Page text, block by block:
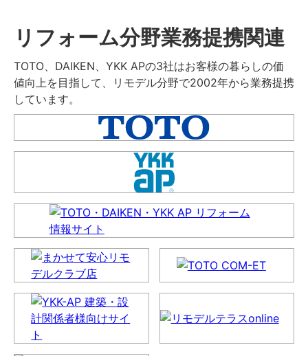
リフォーム分野業務提携関連
TOTO、DAIKEN、YKK APの3社はお客様の暮らしの価
値向上を目指して、リモデル分野で2002年から業務提携
しています。